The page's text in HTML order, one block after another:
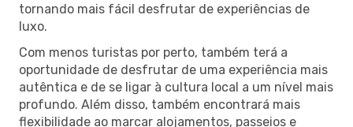
tornando mais fácil desfrutar de experiências de
luxo.
Com menos turistas por perto, também terá a
oportunidade de desfrutar de uma experiência mais
autêntica e de se ligar à cultura local a um nível mais
profundo. Além disso, também encontrará mais
flexibilidade ao marcar alojamentos, passeios e